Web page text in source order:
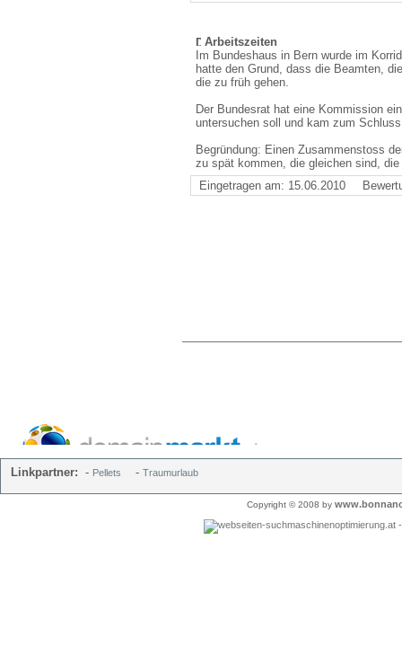
Arbeitszeiten
Im Bundeshaus in Bern wurde im
hatte den Grund, dass die Beamten,
die zu früh gehen.
Der Bundesrat hat eine Kommission
untersuchen soll und kam zum
Begründung: Einen Zusammenstoss
zu spät kommen, die gleichen sind,
Eingetragen am: 15.06.2010
Linkpartner: - Pellets - Traumurlaub
Copyright © 2008 by